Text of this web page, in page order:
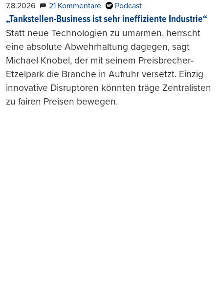
7.8.2026 21 Kommentare Podcast
„Tankstellen-Business ist sehr ineffiziente Industrie“
Statt neue Technologien zu umarmen, herrscht
eine absolute Abwehrhaltung dagegen, sagt
Michael Knobel, der mit seinem Preisbrecher-
Etzelpark die Branche in Aufruhr versetzt. Einzig
innovative Disruptoren könnten träge Zentralisten
zu fairen Preisen bewegen.